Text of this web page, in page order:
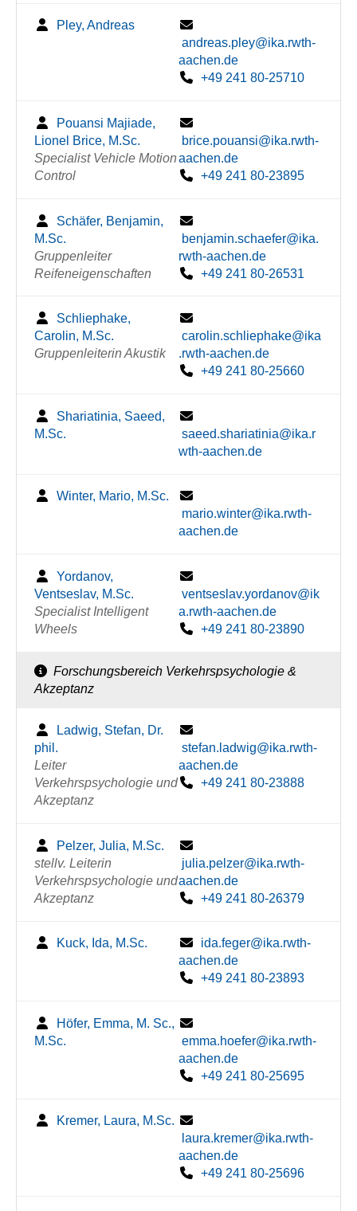
Pley, Andreas
andreas.pley@ika.rwth-
aachen.de
+49 241 80-25710
Pouansi Majiade,
Lionel Brice, M.Sc.
Specialist Vehicle Motion
Control
brice.pouansi@ika.rwth-
aachen.de
+49 241 80-23895
Schäfer, Benjamin,
M.Sc.
Gruppenleiter
Reifeneigenschaften
benjamin.schaefer@ika.
rwth-aachen.de
+49 241 80-26531
Schliephake,
Carolin, M.Sc.
Gruppenleiterin Akustik
carolin.schliephake@ika
.rwth-aachen.de
+49 241 80-25660
Shariatinia, Saeed,
M.Sc.
saeed.shariatinia@ika.r
wth-aachen.de
Winter, Mario, M.Sc.
mario.winter@ika.rwth-
aachen.de
Yordanov,
Ventseslav, M.Sc.
Specialist Intelligent
Wheels
ventseslav.yordanov@ik
a.rwth-aachen.de
+49 241 80-23890
Forschungsbereich Verkehrspsychologie &
Akzeptanz
Ladwig, Stefan, Dr.
phil.
Leiter
Verkehrspsychologie und
Akzeptanz
stefan.ladwig@ika.rwth-
aachen.de
+49 241 80-23888
Pelzer, Julia, M.Sc.
stellv. Leiterin
Verkehrspsychologie und
Akzeptanz
julia.pelzer@ika.rwth-
aachen.de
+49 241 80-26379
Kuck, Ida, M.Sc.
ida.feger@ika.rwth-
aachen.de
+49 241 80-23893
Höfer, Emma, M. Sc.,
M.Sc.
emma.hoefer@ika.rwth-
aachen.de
+49 241 80-25695
Kremer, Laura, M.Sc.
laura.kremer@ika.rwth-
aachen.de
+49 241 80-25696